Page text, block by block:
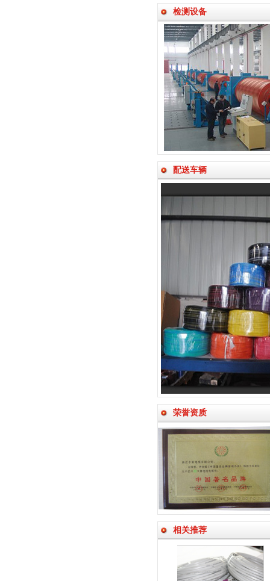
检测设备
配送车辆
荣誉资质
相关推荐